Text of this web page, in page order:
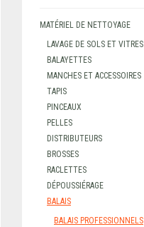
MATÉRIEL DE NETTOYAGE
LAVAGE DE SOLS ET VITRES
BALAYETTES
MANCHES ET ACCESSOIRES
TAPIS
PINCEAUX
PELLES
DISTRIBUTEURS
BROSSES
RACLETTES
DÉPOUSSIÉRAGE
BALAIS
BALAIS PROFESSIONNELS